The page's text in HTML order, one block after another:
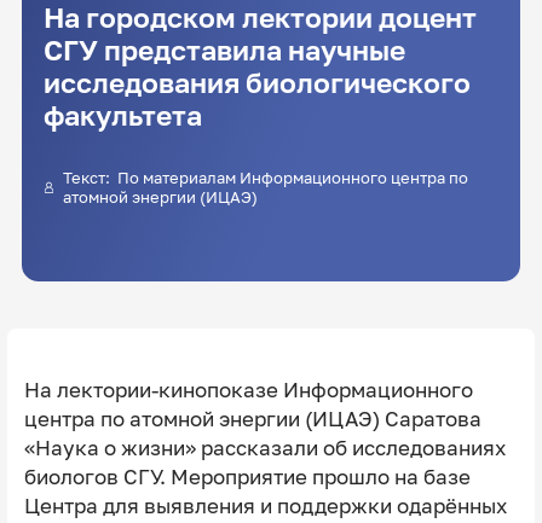
На городском лектории доцент
СГУ представила научные
исследования биологического
факультета
Текст: По материалам Информационного центра по
атомной энергии (ИЦАЭ)
На лектории-кинопоказе Информационного
центра по атомной энергии (ИЦАЭ) Саратова
«Наука о жизни» рассказали об исследованиях
биологов СГУ. Мероприятие прошло на базе
Центра для выявления и поддержки одарённых